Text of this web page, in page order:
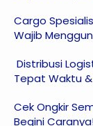
Cargo
Wajib
Distribusi
Tepat Waktu
Cek Ongkir
Begini